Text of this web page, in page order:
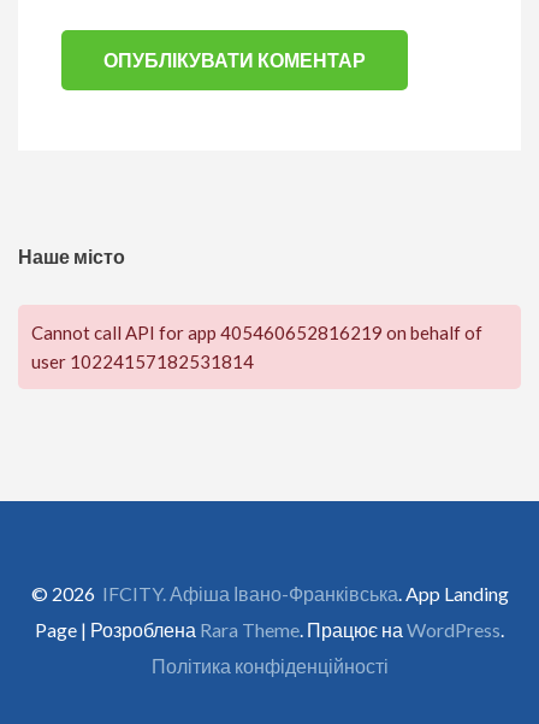
Наше місто
Cannot call API for app 405460652816219 on behalf of
user 10224157182531814
© 2026 IFCITY. Афіша Івано-Франківська . App Landing
Page | Розроблена Rara Theme . Працює на WordPress
Політика конфіденційності